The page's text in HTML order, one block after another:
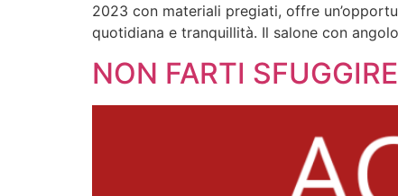
2023 con materiali pregiati, offre
quotidiana e tranquillità. Il salone con
NON FARTI